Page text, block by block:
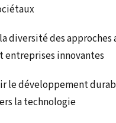
diversité des approches
entreprises innovantes
le développement
la technologie